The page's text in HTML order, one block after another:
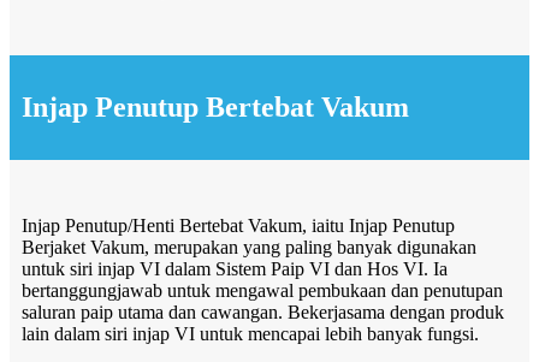
Injap Penutup Bertebat Vakum
Injap Penutup/Henti Bertebat Vakum, iaitu Injap Penutup
Berjaket Vakum, merupakan yang paling banyak digunakan
untuk siri injap VI dalam Sistem Paip VI dan Hos VI. Ia
bertanggungjawab untuk mengawal pembukaan dan penutupan
saluran paip utama dan cawangan. Bekerjasama dengan produk
lain dalam siri injap VI untuk mencapai lebih banyak fungsi.